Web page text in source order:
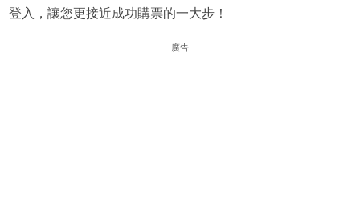
登入，讓您更接近成功購票的一大步！
廣告